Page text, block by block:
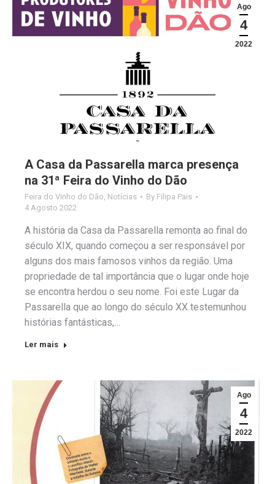
Ago
4
2022
A Casa da Passarella marca presença
na 31ª Feira do Vinho do Dão
Feira do Vinho do Dão Notícias By Filipa Pais
4 Agosto 2022
A história da Casa da Passarella remonta ao final do
século XIX, quando começou a ser responsável por
alguns dos mais famosos vinhos da região. Uma
propriedade de tal importância que o lugar onde hoje
se encontra herdou o seu nome. Foi este Lugar da
Passarella que ao longo do século XX testemunhou
histórias fantásticas,…
Ler mais
Ago
4
2022